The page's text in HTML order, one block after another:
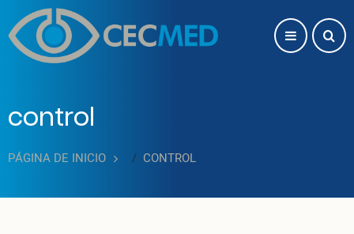
Pasar al contenido principal
control
PÁGINA DE INICIO CONTROL